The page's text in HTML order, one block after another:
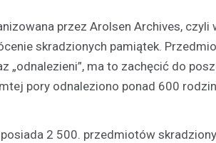
przez Arolsen Archives,
skradzionych pamiątek.
„odnalezieni”, ma to zachęcić do
pory odnaleziono ponad 600
2 500. przedmiotów